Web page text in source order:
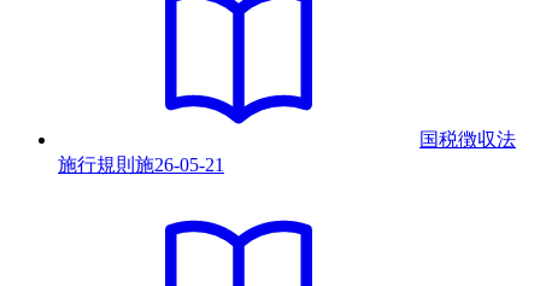
国税徴収法
施行規則 施26-05-21